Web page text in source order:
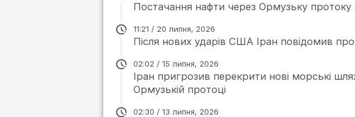
Постачання нафти через Ормузьку протоку
11:21 / 20 липня, 2026
Після нових ударів США Іран повідомив
02:02 / 15 липня, 2026
Іран пригрозив перекрити нові морські
Ормузькій протоці
02:30 / 13 липня, 2026